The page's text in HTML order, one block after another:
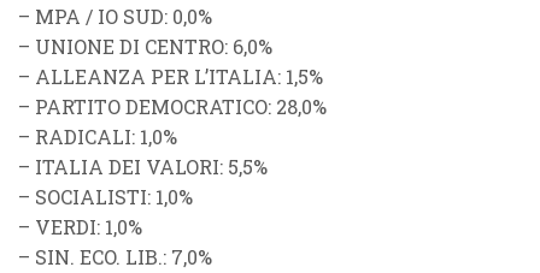
– MPA / IO SUD: 0,0%
– UNIONE DI CENTRO: 6,0%
– ALLEANZA PER L’ITALIA: 1,5%
– PARTITO DEMOCRATICO: 28,0%
– RADICALI: 1,0%
– ITALIA DEI VALORI: 5,5%
– SOCIALISTI: 1,0%
– VERDI: 1,0%
– SIN. ECO. LIB.: 7,0%